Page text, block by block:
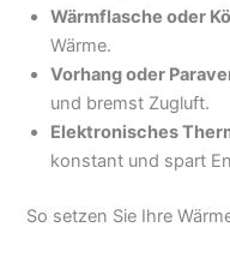
Wärmflasche oder
Wärme.
Vorhang oder
und bremst Zugluft.
Elektronisches
konstant und spart
So setzen Sie Ihre